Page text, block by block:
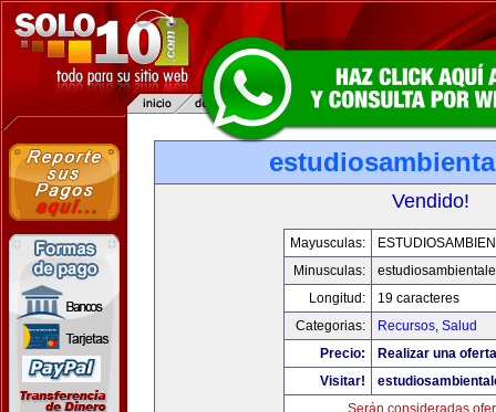
Vendido!
Mayusculas:
Minusculas:
Longitud:
19 caracteres
Categorias:
Recursos, Salud
Precio:
Realizar una
Visitar!
Serán consideradas